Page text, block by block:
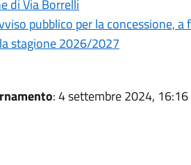
di Via Borrelli
pubblico per la concessione,
stagione 2026/2027
: 4 settembre 2024, 16:16